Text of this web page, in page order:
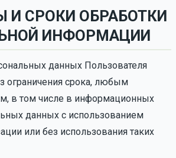
И СРОКИ ОБРАБОТКИ
ИНФОРМАЦИИ
данных Пользователя
ограничения срока, любым
в том числе в информационных
данных с использованием
или без использования таких